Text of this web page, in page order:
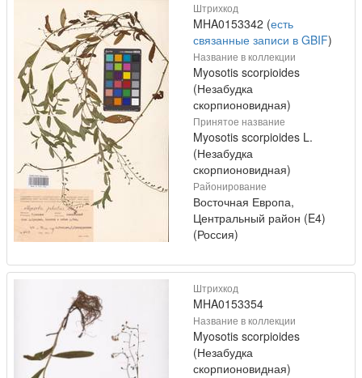
Штрихкод
MHA0153342 (есть
связанные записи в GBIF)
Название в коллекции
Myosotis scorpioides
(Незабудка
скорпионовидная)
Принятое название
Myosotis scorpioides L.
(Незабудка
скорпионовидная)
Районирование
Восточная Европа,
Центральный район (E4)
(Россия)
Штрихкод
MHA0153354
Название в коллекции
Myosotis scorpioides
(Незабудка
скорпионовидная)